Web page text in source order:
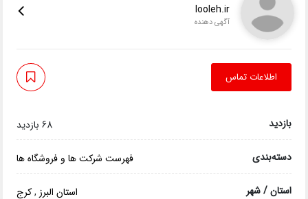
looleh.ir
آگهی دهنده
اطلاعات تماس
بازدید 68 بازدید
دسته‌بندی فهرست شرکت ها و فروشگاه ها
استان / شهر استان البرز ,کرج